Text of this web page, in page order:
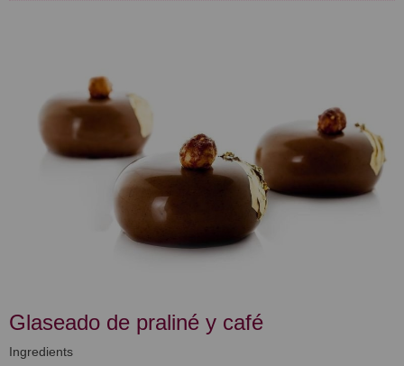
Glaseado de praliné y café
Ingredients